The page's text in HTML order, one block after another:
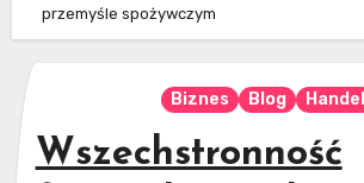
przemyśle spożywczym
Biznes Blog Handel
Wszechstronność